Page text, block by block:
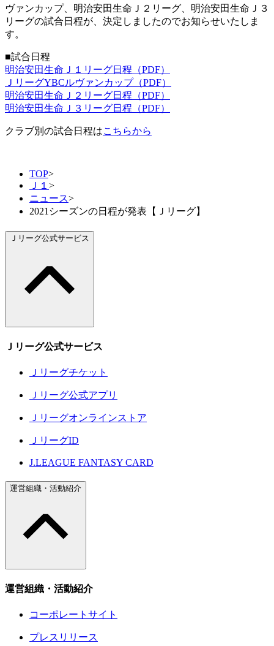
ヴァンカップ、明治安田生命Ｊ２リーグ、明治安田生命Ｊ３
リーグの試合日程が、決定しましたのでお知らせいたしま
す。
■試合日程
明治安田生命Ｊ１リーグ日程（PDF）
ＪリーグYBCルヴァンカップ（PDF）
明治安田生命Ｊ２リーグ日程（PDF）
明治安田生命Ｊ３リーグ日程（PDF）
クラブ別の試合日程はこちらから
TOP>
Ｊ１ >
ニュース>
2021シーズンの日程が発表【Ｊリーグ】
Ｊリーグ公式サービス
Ｊリーグ公式サービス
Ｊリーグチケット
Ｊリーグ公式アプリ
Ｊリーグオンラインストア
ＪリーグID
J.LEAGUE FANTASY CARD
運営組織・活動紹介
運営組織・活動紹介
コーポレートサイト
プレスリリース